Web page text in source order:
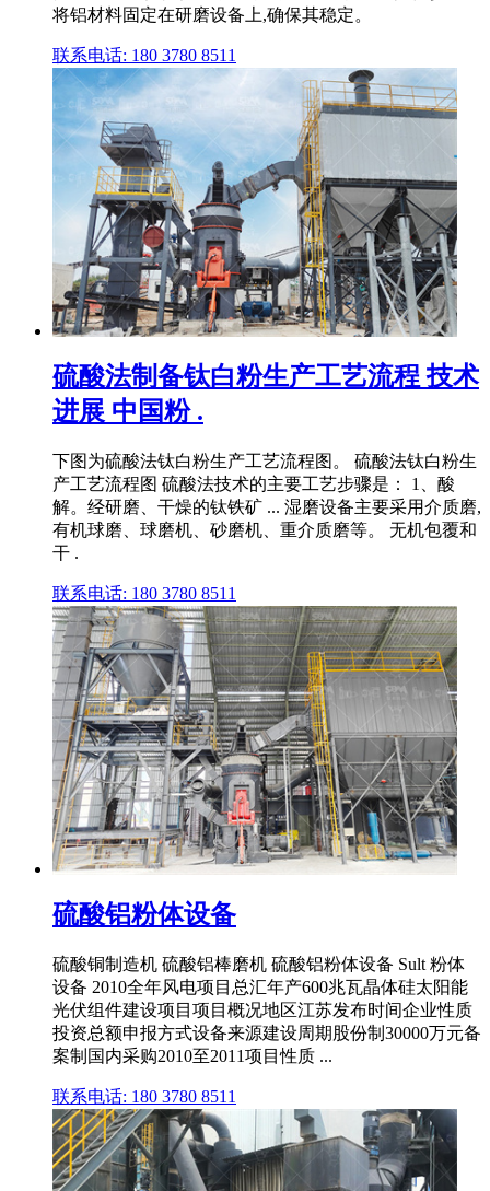
将铝材料固定在研磨设备上,确保其稳定。
联系电话: 180 3780 8511
硫酸法制备钛白粉生产工艺流程 技术
进展 中国粉 .
下图为硫酸法钛白粉生产工艺流程图。 硫酸法钛白粉生
产工艺流程图 硫酸法技术的主要工艺步骤是： 1、酸
解。经研磨、干燥的钛铁矿 ... 湿磨设备主要采用介质磨,
有机球磨、球磨机、砂磨机、重介质磨等。 无机包覆和
干 .
联系电话: 180 3780 8511
硫酸铝粉体设备
硫酸铜制造机 硫酸铝棒磨机 硫酸铝粉体设备 Sult 粉体
设备 2010全年风电项目总汇年产600兆瓦晶体硅太阳能
光伏组件建设项目项目概况地区江苏发布时间企业性质
投资总额申报方式设备来源建设周期股份制30000万元备
案制国内采购2010至2011项目性质 ...
联系电话: 180 3780 8511